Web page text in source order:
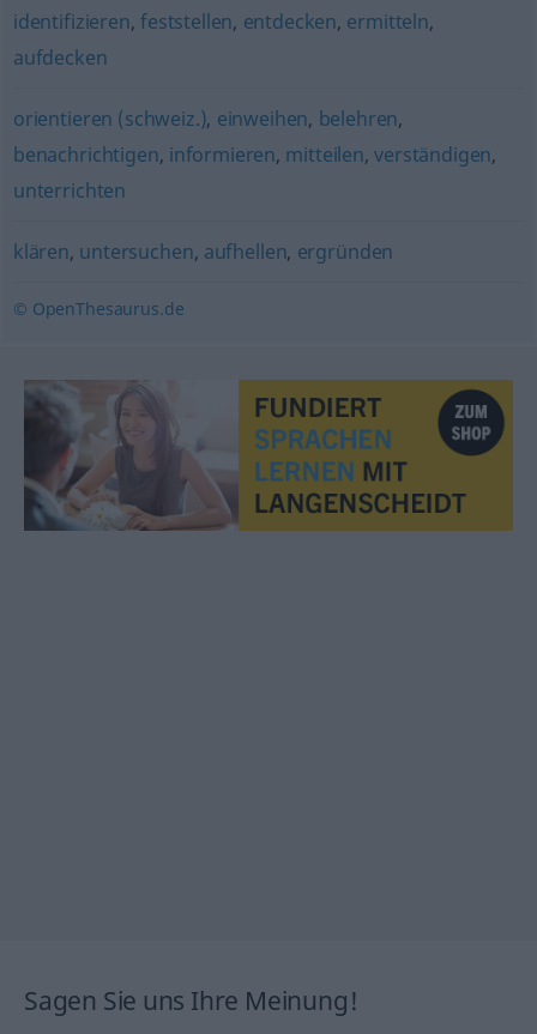
identifizieren, feststellen, entdecken, ermitteln,
aufdecken
orientieren (schweiz.), einweihen, belehren,
benachrichtigen, informieren, mitteilen,verständigen,
unterrichten
klären, untersuchen, aufhellen, ergründen
© OpenThesaurus.de
Sagen Sie uns Ihre Meinung!